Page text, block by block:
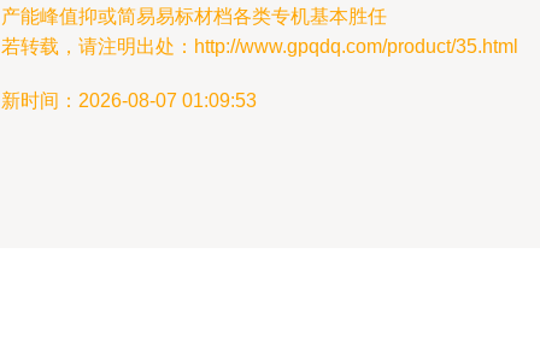
能峰值抑或简易易标材档各类专机基本胜任
转载，请注明出处：http://www.gpqdq.com/product/35.html
时间：2026-08-07 01:09:53